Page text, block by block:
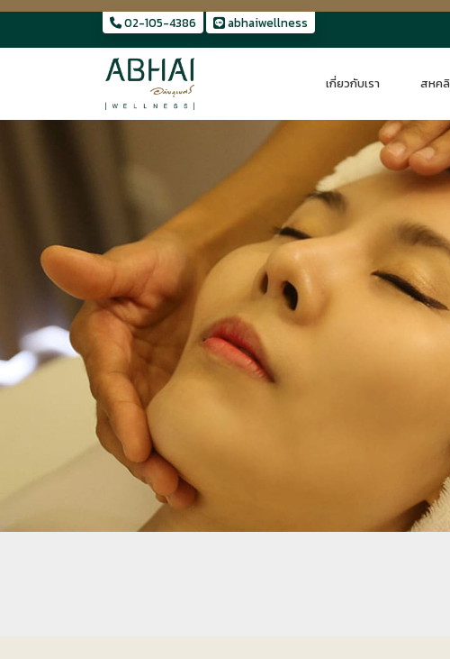
02-105-4386 abhaiwellness
คลินิกแพทย์แผนไทยประยุกต์ อภัยเว
เกี่ยวกับเรา สหค